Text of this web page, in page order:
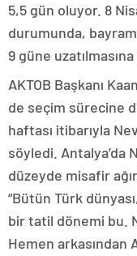
5,5 gün oluyor. 8
durumunda,
9 güne
AKTOB Başkanı
de seçim sürecine
haftası itibarıyla
söyledi. Antalya’da
düzeyde misafir
“Bütün Türk
bir tatil dönemi bu.
Hemen arkasından